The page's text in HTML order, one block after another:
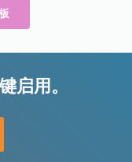
启用。